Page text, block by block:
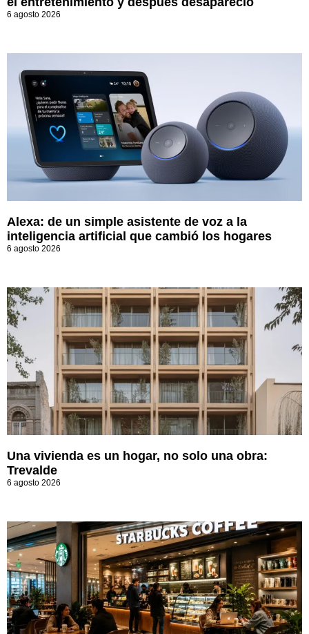
6 agosto 2026
Alexa: de un simple asistente de voz a la
inteligencia artificial que cambió los hogares
6 agosto 2026
Una vivienda es un hogar, no solo una obra:
Trevalde
6 agosto 2026